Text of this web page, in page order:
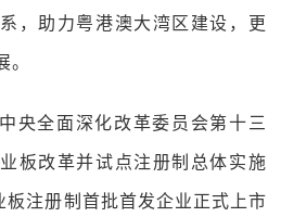
，助力粤港澳大湾区建设，更
。
央全面深化改革委员会第十三
板改革并试点注册制总体实施
注册制首批首发企业正式上市